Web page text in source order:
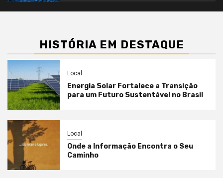
HISTÓRIA EM DESTAQUE
Local
Energia Solar Fortalece a Transição
para um Futuro Sustentável no Brasil
Local
Onde a Informação Encontra o Seu
Caminho